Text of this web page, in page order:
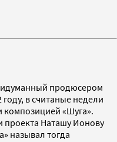
продюсером
в считаные недели
композицией «Шуга».
проекта Наташу Ионову
называл тогда